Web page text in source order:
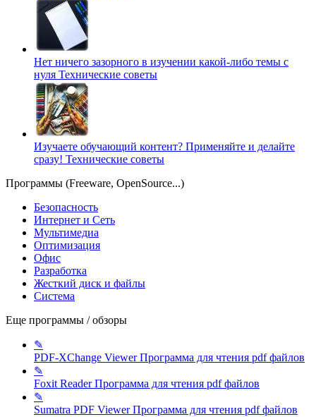
Нет ничего зазорного в изучении какой-либо темы с
нуля Технические советы
Изучаете обучающий контент? Применяйте и делайте
сразу! Технические советы
Программы (Freeware, OpenSource...)
Безопасность
Интернет и Сеть
Мультимедиа
Оптимизация
Офис
Разработка
Жесткий диск и файлы
Система
Еще программы / обзоры
✎
PDF-XChange ViewerПрограмма для чтения pdf файлов
✎
Foxit ReaderПрограмма для чтения pdf файлов
✎
Sumatra PDF ViewerПрограмма для чтения pdf файлов